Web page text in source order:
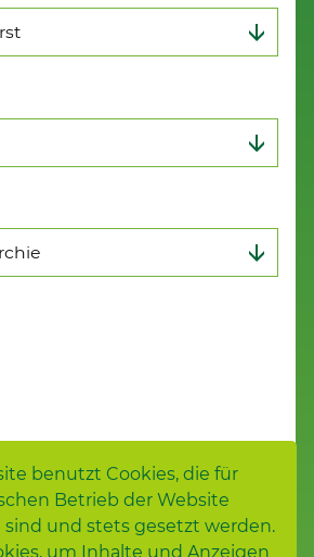
benutzt Cookies, die für
Betrieb der Website
sind und stets gesetzt werden.
um Inhalte und Anzeigen